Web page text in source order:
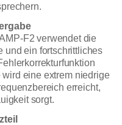
F2 verwendet die
ein fortschrittliches
eine extrem niedrige
erreicht,
sorgt.